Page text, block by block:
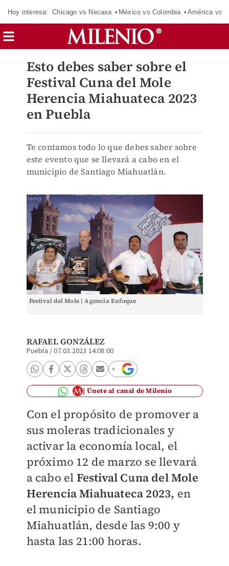
Hoy interesa: Chicago vs Necaxa México vs Colombia América vs
Esto debes saber sobre el
Festival Cuna del Mole
Herencia Miahuateca 2023
en Puebla
Te contamos todo lo que debes saber sobre
este evento que se llevará a cabo en el
municipio de Santiago Miahuatlán.
Festival del Mole | Agencia Enfoque
RAFAEL GONZÁLEZ
Puebla /07.03.2023 14:08:00
Únete al canal de Milenio
Con el propósito de promover a
sus moleras tradicionales y
activar la economía local, el
próximo 12 de marzo se llevará
a cabo el Festival Cuna del Mole
Herencia Miahuateca 2023, en
el municipio de Santiago
Miahuatlán, desde las 9:00 y
hasta las 21:00 horas.